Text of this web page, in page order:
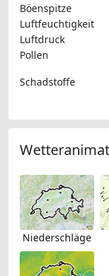
Böenspitze
Luftfeuchtigkeit
Luftdruck
Pollen
Schadstoffe
Niederschläge